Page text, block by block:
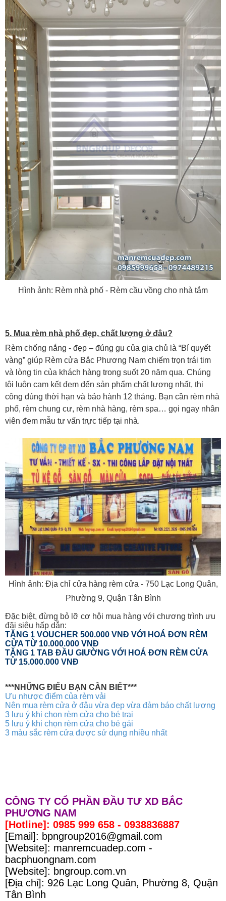
Hình ảnh: Rèm nhà phố - Rèm cầu vồng cho nhà tắm
5. Mua rèm nhà phố đẹp, chất lượng ở đâu?
Rèm chống nắng - đẹp – đúng gu của gia chủ là “Bí quyết
vàng” giúp Rèm cửa Bắc Phương Nam chiếm trọn trái tim
và lòng tin của khách hàng trong suốt 20 năm qua. Chúng
tôi luôn cam kết đem đến sản phẩm chất lượng nhất, thi
công đúng thời hạn và bảo hành 12 tháng. Bạn cần rèm nhà
phố, rèm chung cư, rèm nhà hàng, rèm spa… gọi ngay nhân
viên đem mẫu tư vấn trực tiếp tại nhà.
Hình ảnh: Địa chỉ cửa hàng rèm cửa - 750 Lạc Long Quân,
Phường 9, Quận Tân Bình
Đặc biệt, đừng bỏ lỡ cơ hội mua hàng với chương trình ưu
đãi siêu hấp dẫn:
TẶNG 1 VOUCHER 500.000 VNĐ VỚI HOÁ ĐƠN RÈM
CỬA TỪ 10.000.000 VNĐ
TẶNG 1 TAB ĐẦU GIƯỜNG VỚI HOÁ ĐƠN RÈM CỬA
TỪ 15.000.000 VNĐ
***NHỮNG ĐIỂU BẠN CẦN BIẾT***
Ưu nhược điểm của rèm vải
Nên mua rèm cửa ở đâu vừa đẹp vừa đảm báo chất lượng
3 lưu ý khi chọn rèm cửa cho bé trai
5 lưu ý khi chọn rèm cửa cho bé gái
3 màu sắc rèm cửa được sử dụng nhiều nhất
CÔNG TY CỔ PHẦN ĐẦU TƯ XD BẮC
PHƯƠNG NAM
[Hotline]: 0985 999 658 - 0938836887
[Email]: bpngroup2016@gmail.com
[Website]: manremcuadep.com -
bacphuongnam.com
[Website]: bngroup.com.vn
[Địa chỉ]: 926 Lạc Long Quân, Phường 8, Quận
Tân Bình